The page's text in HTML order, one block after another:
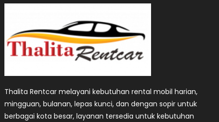
Thalita Rentcar melayani kebutuhan rental mobil harian,
mingguan, bulanan, lepas kunci, dan dengan sopir untuk
berbagai kota besar, layanan tersedia untuk kebutuhan